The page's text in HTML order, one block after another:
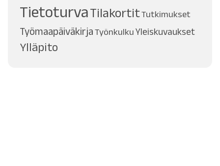
TietoturvaTilakortitTutkimukset
TyömaapäiväkirjaTyönkulkuYleiskuvaukset
Ylläpito